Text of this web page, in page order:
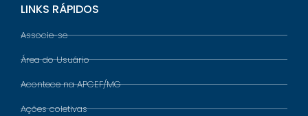
LINKS RÁPIDOS
Associe-se
Área do Usuário
Acontece na APCEF/MG
Ações coletivas